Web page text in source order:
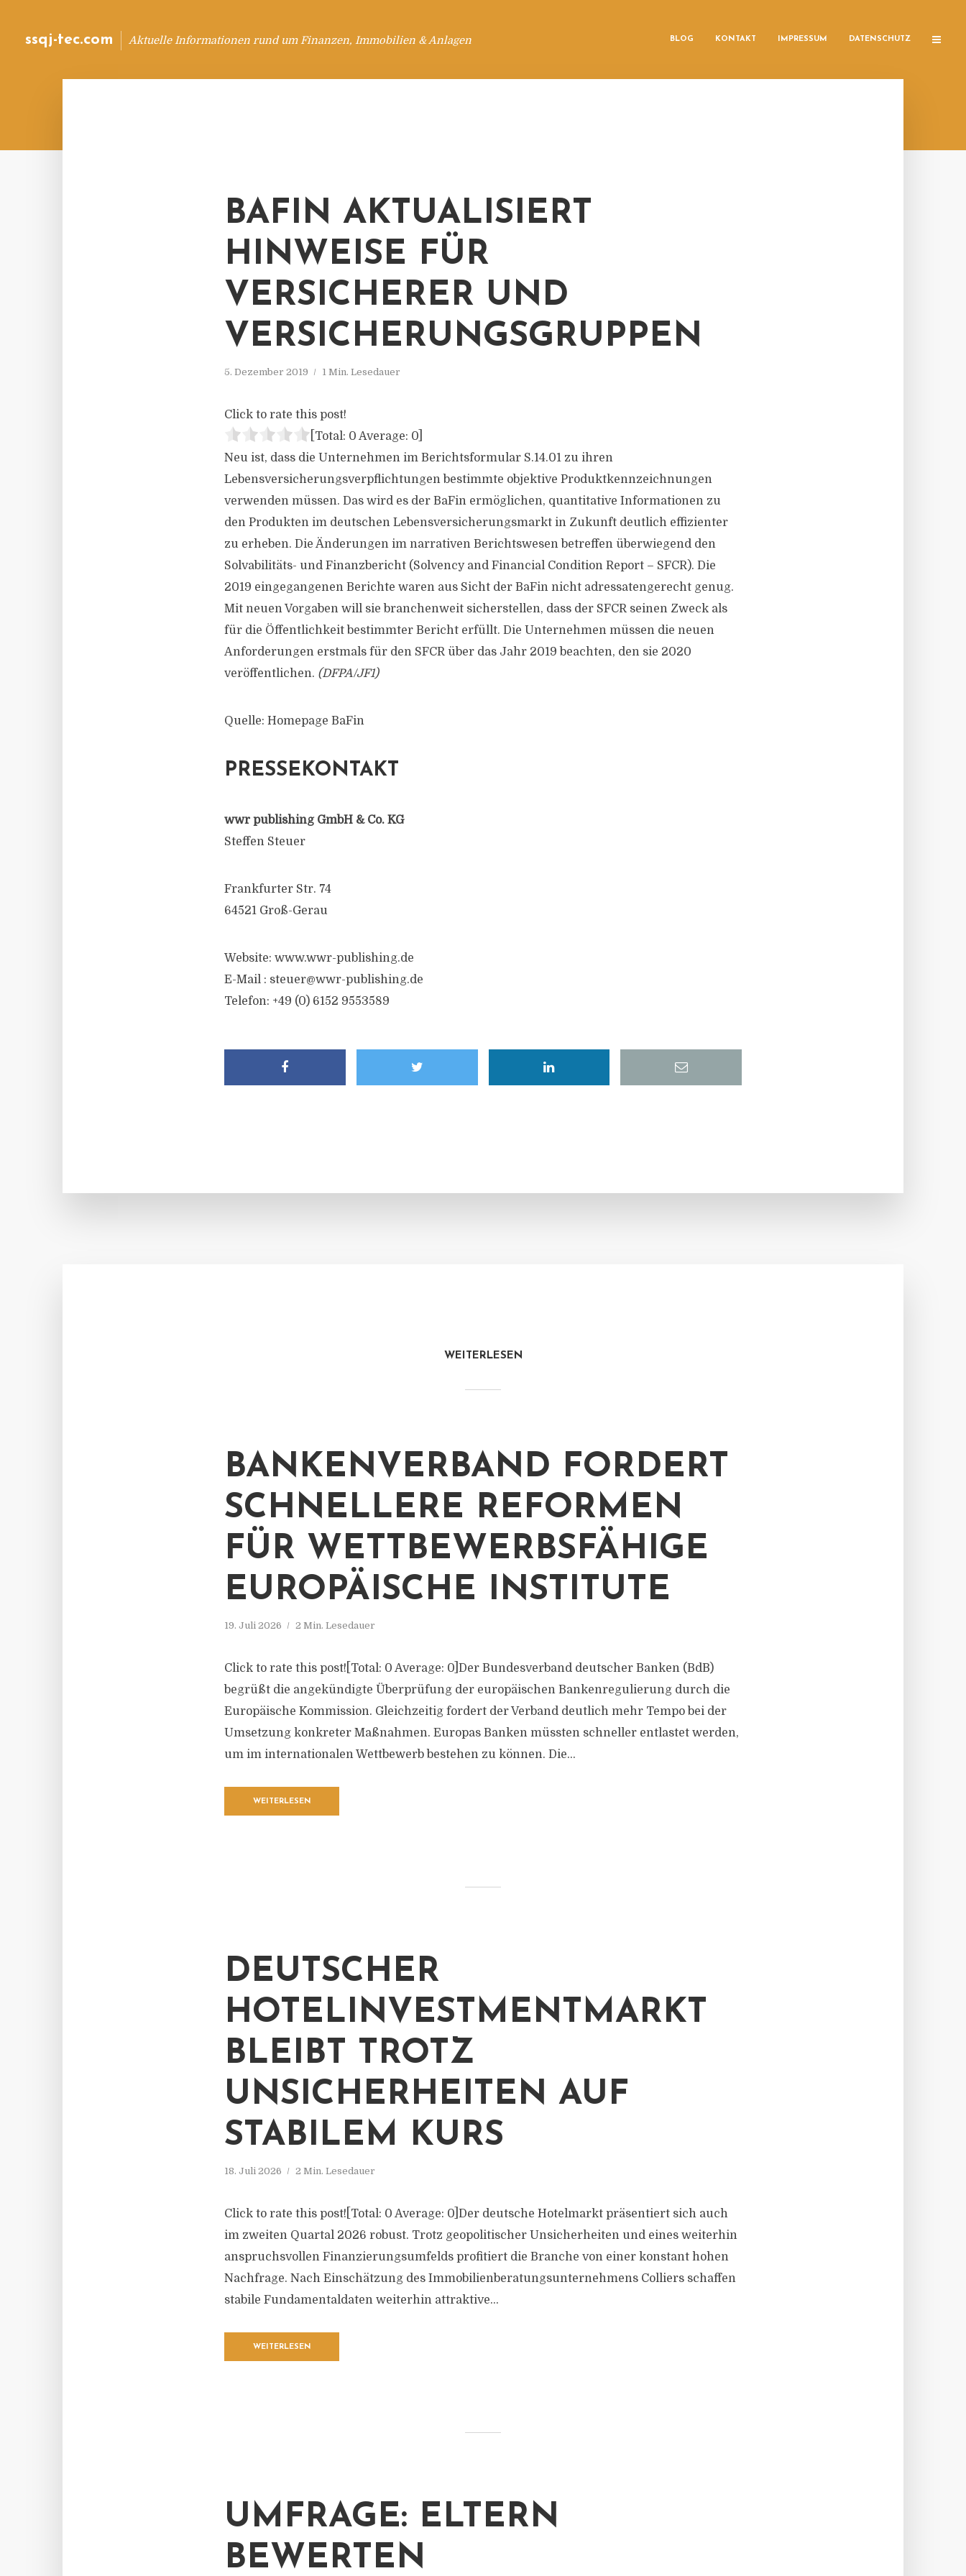
ssqj-tec.com Aktuelle Informationen rund um Finanzen, Immobilien & Anlagen BLOG KONTAKT IMPRESSUM DATENSCHUTZ
BAFIN AKTUALISIERT
HINWEISE FÜR
VERSICHERER UND
VERSICHERUNGSGRUPPEN
5. Dezember 2019 1 Min. Lesedauer
Click to rate this post!
[Total: 0 Average: 0
Neu ist, dass die Unternehmen im Berichtsformular S.14.01 zu ihren
Lebensversicherungsverpflichtungen bestimmte objektive Produktkennzeichnungen
verwenden müssen. Das wird es der BaFin ermöglichen, quantitative Informationen zu
den Produkten im deutschen Lebensversicherungsmarkt in Zukunft deutlich effizienter
zu erheben. Die Änderungen im narrativen Berichtswesen betreffen überwiegend den
Solvabilitäts- und Finanzbericht (Solvency and Financial Condition Report – SFCR). Die
2019 eingegangenen Berichte waren aus Sicht der BaFin nicht adressatengerecht genug.
Mit neuen Vorgaben will sie branchenweit sicherstellen, dass der SFCR seinen Zweck als
für die Öffentlichkeit bestimmter Bericht erfüllt. Die Unternehmen müssen die neuen
Anforderungen erstmals für den SFCR über das Jahr 2019 beachten, den sie 2020
veröffentlichen. (DFPA/JF1)
Quelle: Homepage BaFin
PRESSEKONTAKT
wwr publishing GmbH & Co. KG
Steffen Steuer
Frankfurter Str. 74
64521 Groß-Gerau
Website: www.wwr-publishing.de
E-Mail : steuer@wwr-publishing.de
Telefon: +49 (0) 6152 9553589
WEITERLESEN
BANKENVERBAND FORDERT
SCHNELLERE REFORMEN
FÜR WETTBEWERBSFÄHIGE
EUROPÄISCHE INSTITUTE
19. Juli 2026 2 Min. Lesedauer
Click to rate this post![Total: 0 Average: 0]Der Bundesverband deutscher Banken (BdB)
begrüßt die angekündigte Überprüfung der europäischen Bankenregulierung durch die
Europäische Kommission. Gleichzeitig fordert der Verband deutlich mehr Tempo bei der
Umsetzung konkreter Maßnahmen. Europas Banken müssten schneller entlastet werden,
um im internationalen Wettbewerb bestehen zu können. Die...
WEITERLESEN
DEUTSCHER
HOTELINVESTMENTMARKT
BLEIBT TROTZ
UNSICHERHEITEN AUF
STABILEM KURS
18. Juli 2026 2 Min. Lesedauer
Click to rate this post![Total: 0 Average: 0]Der deutsche Hotelmarkt präsentiert sich auch
im zweiten Quartal 2026 robust. Trotz geopolitischer Unsicherheiten und eines weiterhin
anspruchsvollen Finanzierungsumfelds profitiert die Branche von einer konstant hohen
Nachfrage. Nach Einschätzung des Immobilienberatungsunternehmens Colliers schaffen
stabile Fundamentaldaten weiterhin attraktive...
WEITERLESEN
UMFRAGE: ELTERN
BEWERTEN